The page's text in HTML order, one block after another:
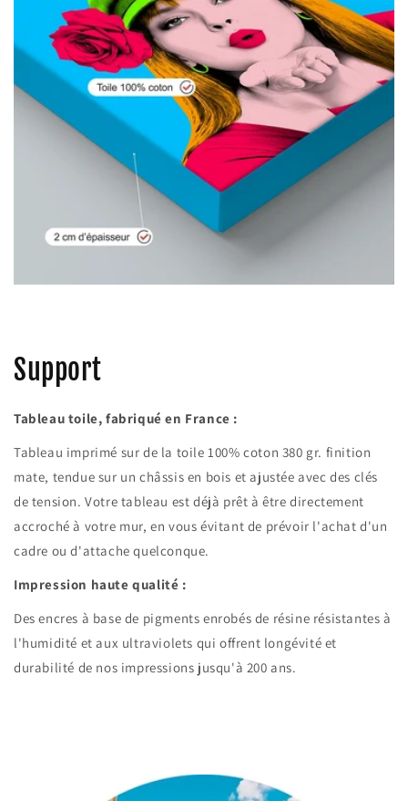
Support
Tableau toile, fabriqué en France :
Tableau imprimé sur de la toile 100% coton 380 gr. finition
mate, tendue sur un châssis en bois et ajustée avec des clés
de tension. Votre tableau est déjà prêt à être directement
accroché à votre mur, en vous évitant de prévoir l'achat d'un
cadre ou d'attache quelconque.
Impression haute qualité :
Des encres à base de pigments enrobés de résine résistantes à
l'humidité et aux ultraviolets qui offrent longévité et
durabilité de nos impressions jusqu'à 200 ans.